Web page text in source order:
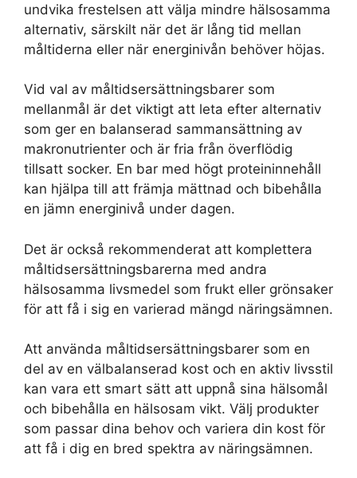
undvika frestelsen att välja mindre hälsosamma
alternativ, särskilt när det är lång tid mellan
måltiderna eller när energinivån behöver höjas.
Vid val av måltidsersättningsbarer som
mellanmål är det viktigt att leta efter alternativ
som ger en balanserad sammansättning av
makronutrienter och är fria från överflödig
tillsatt socker. En bar med högt proteininnehåll
kan hjälpa till att främja mättnad och bibehålla
en jämn energinivå under dagen.
Det är också rekommenderat att komplettera
måltidsersättningsbarerna med andra
hälsosamma livsmedel som frukt eller grönsaker
för att få i sig en varierad mängd näringsämnen.
Att använda måltidsersättningsbarer som en
del av en välbalanserad kost och en aktiv livsstil
kan vara ett smart sätt att uppnå sina hälsomål
och bibehålla en hälsosam vikt. Välj produkter
som passar dina behov och variera din kost för
att få i dig en bred spektra av näringsämnen.